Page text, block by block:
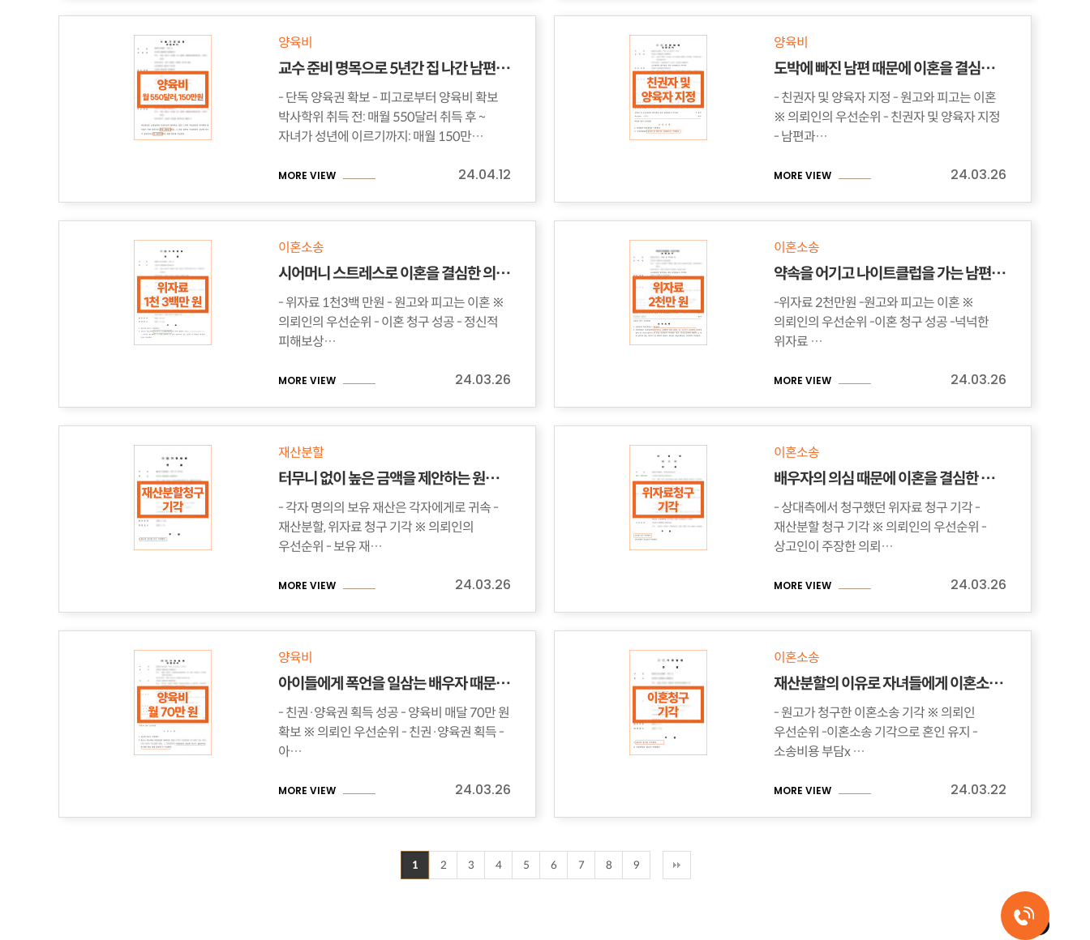
양육비
교수 준비 명목으로 5년간 집 나간 남편, 양육비 얻어낸 사연
- 단독 양육권 확보 - 피고로부터 양육비 확보
박사학위 취득 전: 매월 550달러 취득 후 ~
자녀가 성년에 이르기까지: 매월 150만…
MORE VIEW 24.04.12
양육비
도박에 빠진 남편 때문에 이혼을 결심한 의뢰인
- 친권자 및 양육자 지정 - 원고와 피고는 이혼
※ 의뢰인의 우선순위 - 친권자 및 양육자 지정
- 남편과…
MORE VIEW 24.03.26
이혼소송
시어머니 스트레스로 이혼을 결심한 의뢰인, 위자료 1천 3백만 원
- 위자료 1천3백 만원 - 원고와 피고는 이혼 ※
의뢰인의 우선순위 - 이혼 청구 성공 - 정신적
피해보상…
MORE VIEW 24.03.26
이혼소송
약속을 어기고 나이트클럽을 가는 남편, 그것을 목격한 의뢰인
-위자료 2천만원 -원고와 피고는 이혼 ※
의뢰인의 우선순위 -이혼 청구 성공 -넉넉한
위자료 …
MORE VIEW 24.03.26
재산분할
터무니 없이 높은 금액을 제안하는 원고 때문에 화가난 의뢰인
- 각자 명의의 보유 재산은 각자에게로 귀속 -
재산분할, 위자료 청구 기각 ※ 의뢰인의
우선순위 - 보유 재…
MORE VIEW 24.03.26
이혼소송
배우자의 의심 때문에 이혼을 결심한 의뢰인, 위자료 청구 기각
- 상대측에서 청구했던 위자료 청구 기각 -
재산분할 청구 기각 ※ 의뢰인의 우선순위 -
상고인이 주장한 의뢰…
MORE VIEW 24.03.26
양육비
아이들에게 폭언을 일삼는 배우자 때문에 이혼을 결심한 의뢰인, 매달 70만 원 확보
- 친권·양육권 획득 성공 - 양육비 매달 70만 원
확보 ※ 의뢰인 우선순위 - 친권·양육권 획득 -
아…
MORE VIEW 24.03.26
이혼소송
재산분할의 이유로 자녀들에게 이혼소송을 당한 의뢰인
- 원고가 청구한 이혼소송 기각 ※ 의뢰인
우선순위 -이혼소송 기각으로 혼인 유지 -
소송비용 부담x …
MORE VIEW 24.03.22
1 2 3 4 5 6 7 8 9